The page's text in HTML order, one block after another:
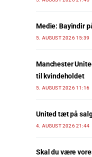
Medie: Bayindir
5. AUGUST 2026 15:39
Manchester
til kvindeholdet
5. AUGUST 2026 11:16
United tæt på
4. AUGUST 2026 21:44
Skal du være